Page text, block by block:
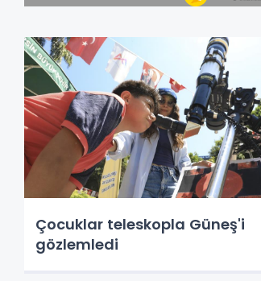
Çocuklar teleskopla Güneş'i
gözlemledi